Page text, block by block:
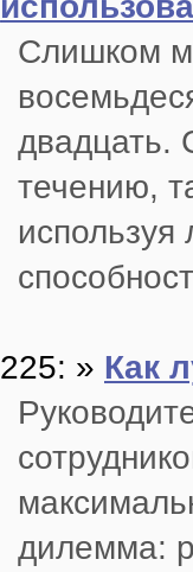
Слишком
двадцать.
течению,
225: » Как
дилемма: